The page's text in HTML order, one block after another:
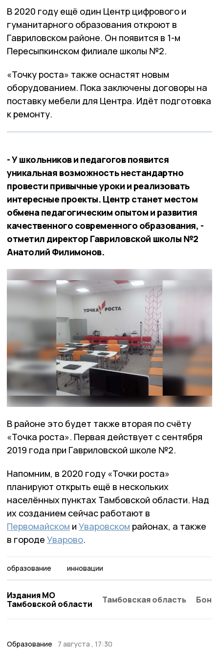
В 2020 году ещё один Центр цифрового и
гуманитарного образования откроют в
Гавриловском районе. Он появится в 1-м
Пересыпкинском филиале школы №2.
«Точку роста» также оснастят новым
оборудованием. Пока заключены договоры на
поставку мебели для Центра. Идёт подготовка
к ремонту.
- У школьников и педагогов появится
уникальная возможность нестандартно
провести привычные уроки и реализовать
интересные проекты. Центр станет местом
обмена педагогическим опытом и развития
качественного современного образования, -
отметил директор Гавриловской школы №2
Анатолий Филимонов.
В районе это будет также вторая по счёту
«Точка роста». Первая действует с сентября
2019 года при Гавриловской школе №2.
Напомним, в 2020 году «Точки роста»
планируют открыть ещё в нескольких
населённых пунктах Тамбовской области. Над
их созданием сейчас работают в
Первомайском и Уваровском районах, а также
в городе Уварово.
образование инновации
Издания МО
Тамбовской области
Тамбовская область
Образование 7 августа , 17:30